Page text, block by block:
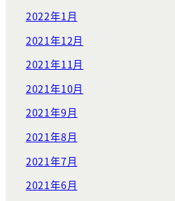
2022年1月
2021年12月
2021年11月
2021年10月
2021年9月
2021年8月
2021年7月
2021年6月